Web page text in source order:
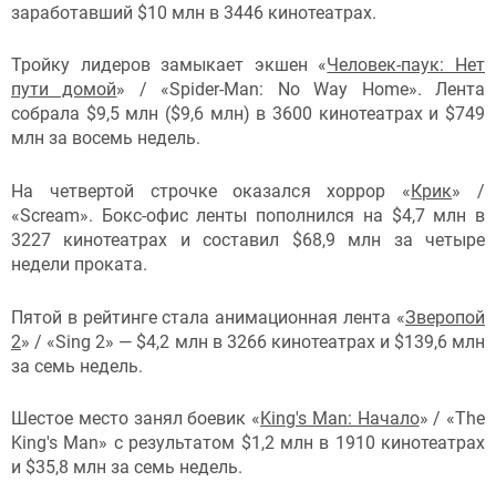
заработавший $10 млн в 3446 кинотеатрах.
Тройку лидеров замыкает экшен «Человек-паук: Нет
пути домой» / «Spider-Man: No Way Home». Лента
собрала $9,5 млн ($9,6 млн) в 3600 кинотеатрах и $749
млн за восемь недель.
На четвертой строчке оказался хоррор «Крик» /
«Scream». Бокс-офис ленты пополнился на $4,7 млн в
3227 кинотеатрах и составил $68,9 млн за четыре
недели проката.
Пятой в рейтинге стала анимационная лента «Зверопой
2» / «Sing 2» — $4,2 млн в 3266 кинотеатрах и $139,6 млн
за семь недель.
Шестое место занял боевик «King's Man: Начало» / «The
King's Man» с результатом $1,2 млн в 1910 кинотеатрах
и $35,8 млн за семь недель.